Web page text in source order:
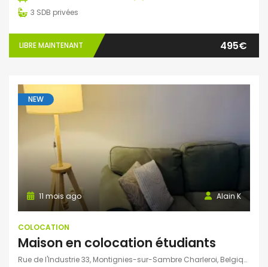
3 SDB privées
LIBRE MAINTENANT 495€
NEW
Alain K
11 mois ago
COLOCATION
Maison en colocation étudiants
Rue de l'Industrie 33, Montignies-sur-Sambre Charleroi, Belgique